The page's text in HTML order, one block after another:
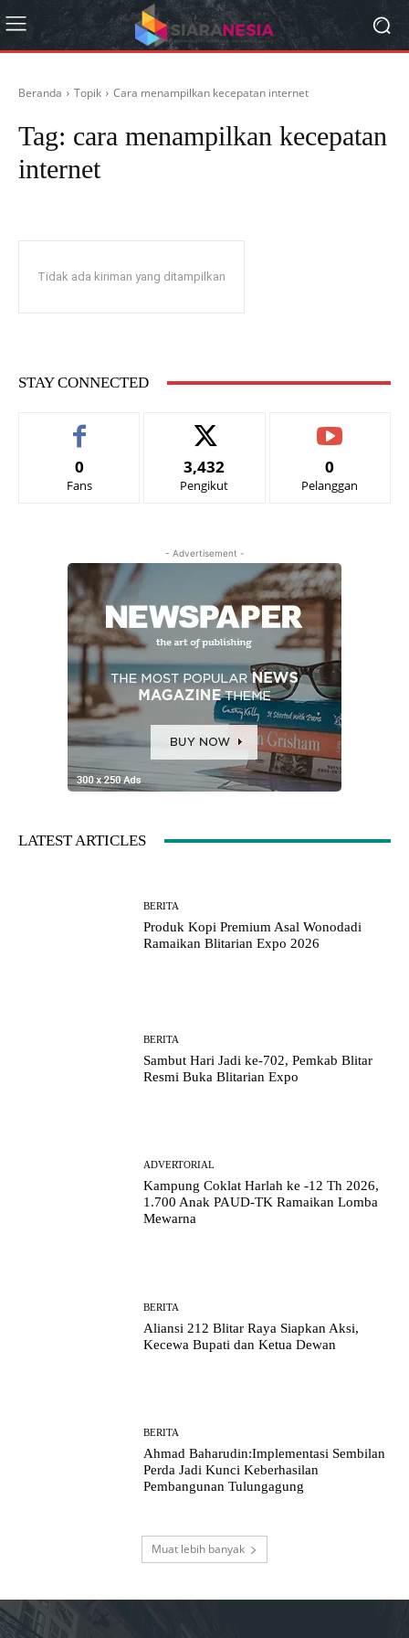
Beranda Topik Cara menampilkan kecepatan internet
Tag: cara menampilkan kecepatan
internet
Tidak ada kiriman yang ditampilkan
STAY CONNECTED
0
Fans
3,432
Pengikut
0
Pelanggan
- Advertisement -
LATEST ARTICLES
BERITA
Produk Kopi Premium Asal Wonodadi
Ramaikan Blitarian Expo 2026
BERITA
Sambut Hari Jadi ke-702, Pemkab Blitar
Resmi Buka Blitarian Expo
ADVERTORIAL
Kampung Coklat Harlah ke -12 Th 2026,
1.700 Anak PAUD-TK Ramaikan Lomba
Mewarna
BERITA
Aliansi 212 Blitar Raya Siapkan Aksi,
Kecewa Bupati dan Ketua Dewan
BERITA
Ahmad Baharudin:Implementasi Sembilan
Perda Jadi Kunci Keberhasilan
Pembangunan Tulungagung
Muat lebih banyak